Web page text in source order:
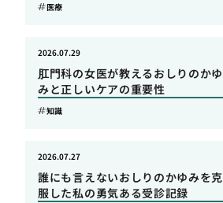
医療
肛門科の女医が教えるおしりのかゆ
みと正しいケアの重要性
2026.07.29
知識
誰にも言えないおしりのかゆみを克
服した私の勇気ある受診記録
2026.07.27